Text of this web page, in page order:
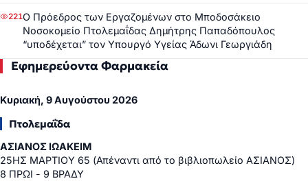
221Ο Πρόεδρος των Εργαζομένων στο Μποδοσάκειο
Νοσοκομείο Πτολεμαΐδας Δημήτρης Παπαδόπουλος
“υποδέχεται” τον Υπουργό Υγείας Άδωνι Γεωργιάδη
Εφημερεύοντα Φαρμακεία
Κυριακή, 9 Αυγούστου 2026
Πτολεμαΐδα
ΑΣΙΑΝΟΣ ΙΩΑΚΕΙΜ
25ΗΣ ΜΑΡΤΙΟΥ 65 (Απέναντι από το βιβλιοπωλείο ΑΣΙΑΝΟΣ)
8 ΠΡΩΙ - 9 ΒΡΑΔΥ